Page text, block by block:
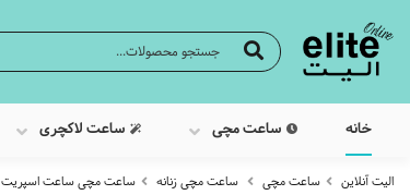
خانه ساعت مچی ساعت لاکچری
الیت آنلاین ساعت مچی ساعت مچی زنانه ساعت مچی ساعت اسپریت